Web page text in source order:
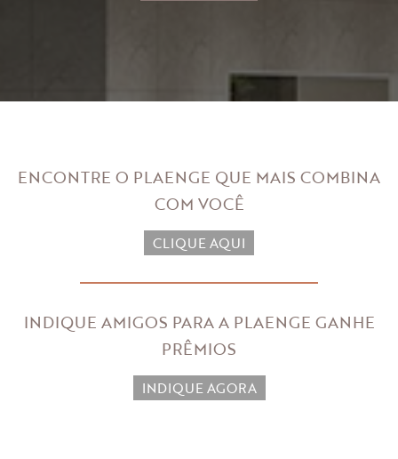
ENCONTRE O PLAENGE QUE MAIS COMBINA
COM VOCÊ
CLIQUE AQUI
INDIQUE AMIGOS PARA A PLAENGE GANHE
PRÊMIOS
INDIQUE AGORA